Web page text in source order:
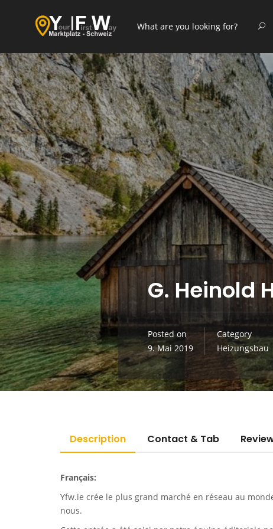
G. Heinold
Posted on
9. Mai 2019
Category
Heizungsbau
Description Contact & Tab
Français:
Yfw.ie crée le plus grand marché en réseau au
nous.